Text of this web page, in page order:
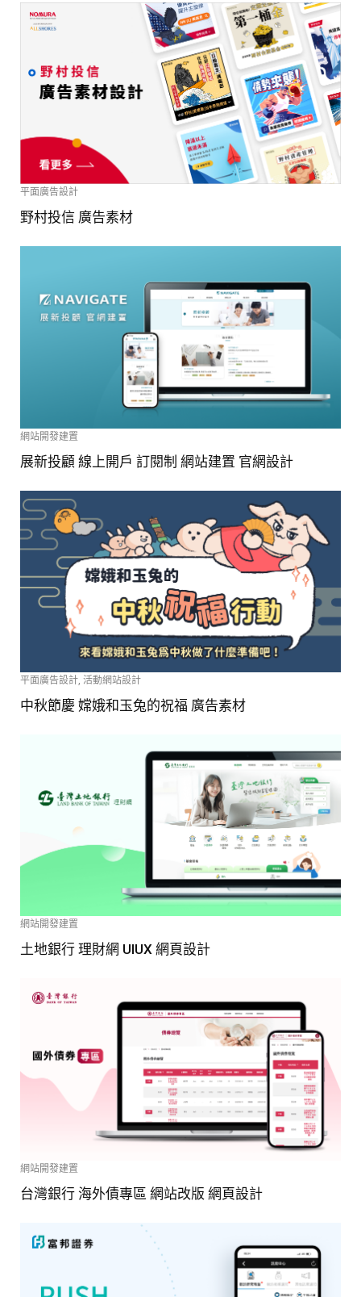
平面廣告設計
野村投信 廣告素材
網站開發建置
展新投顧 線上開戶 訂閱制 網站建置 官網設計
平面廣告設計, 活動網站設計
中秋節慶 嫦娥和玉兔的祝福 廣告素材
網站開發建置
土地銀行 理財網 UIUX 網頁設計
網站開發建置
台灣銀行 海外債專區 網站改版 網頁設計